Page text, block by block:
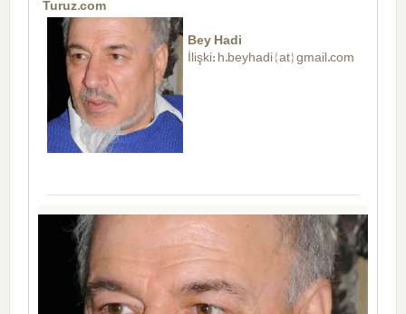
Turuz.com
Bey Hadi
İlişki: h.beyhadi{at}gmail.com